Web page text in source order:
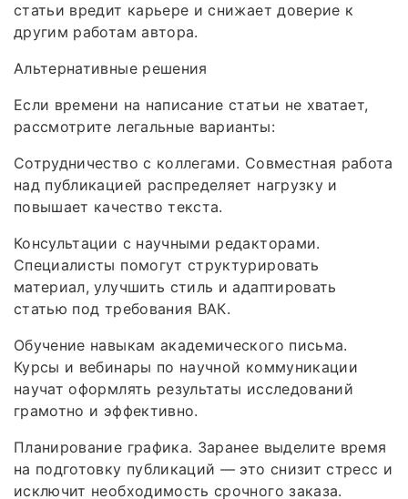
статьи вредит карьере и снижает доверие к
другим работам автора.
Альтернативные решения
Если времени на написание статьи не хватает,
рассмотрите легальные варианты:
Сотрудничество с коллегами. Совместная работа
над публикацией распределяет нагрузку и
повышает качество текста.
Консультации с научными редакторами.
Специалисты помогут структурировать
материал, улучшить стиль и адаптировать
статью под требования ВАК.
Обучение навыкам академического письма.
Курсы и вебинары по научной коммуникации
научат оформлять результаты исследований
грамотно и эффективно.
Планирование графика. Заранее выделите время
на подготовку публикаций — это снизит стресс и
исключит необходимость срочного заказа.